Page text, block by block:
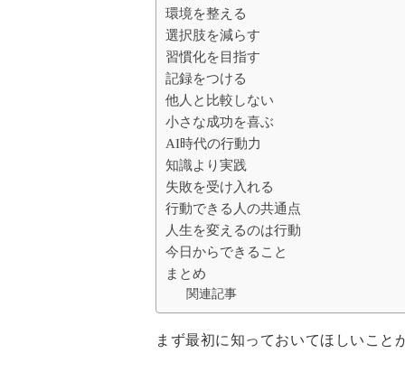
環境を整える
選択肢を減らす
習慣化を目指す
記録をつける
他人と比較しない
小さな成功を喜ぶ
AI時代の行動力
知識より実践
失敗を受け入れる
行動できる人の共通点
人生を変えるのは行動
今日からできること
まとめ
関連記事
まず最初に知っておいてほしいこと